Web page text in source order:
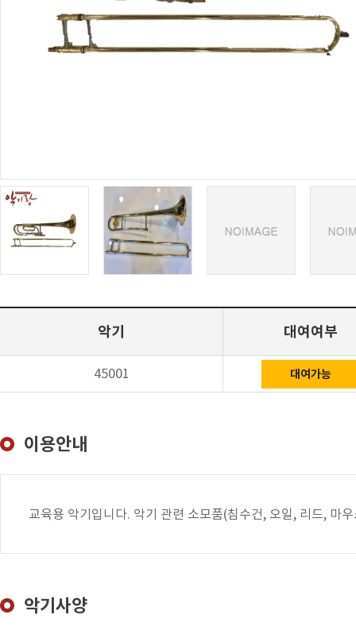
악기 대여여부
45001 대여가능
이용안내
교육용 악기입니다. 악기 관련 소모품(침수건, 오일, 리드, 마
악기사양